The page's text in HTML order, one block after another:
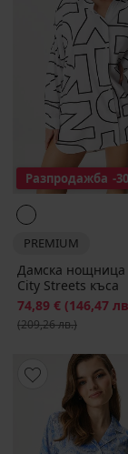
Разпродажба -
PREMIUM
Дамска нощница
City Streets къса
Намаление
74,89 € (146,47
(209,26 лв.)